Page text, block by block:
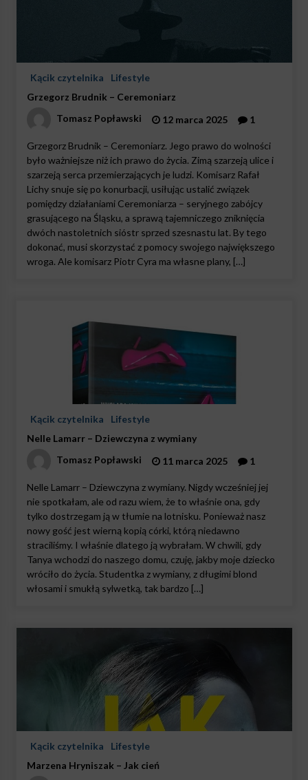
Kącik czytelnika
Lifestyle
Grzegorz Brudnik – Ceremoniarz
Tomasz Popławski
12 marca 2025 1
Grzegorz Brudnik – Ceremoniarz. Jego prawo do wolności
było ważniejsze niż ich prawo do życia. Zimą szarzeją ulice i
szarzeją serca przemierzających je ludzi. Komisarz Rafał
Lichy snuje się po konurbacji, usiłując ustalić związek
pomiędzy działaniami Ceremoniarza – seryjnego zabójcy
grasującego na Śląsku, a sprawą tajemniczego zniknięcia
dwóch nastoletnich sióstr sprzed szesnastu lat. By tego
dokonać, musi skorzystać z pomocy swojego największego
wroga. Ale komisarz Piotr Cyra ma własne plany, […]
Kącik czytelnika
Lifestyle
Nelle Lamarr – Dziewczyna z wymiany
Tomasz Popławski
11 marca 2025 1
Nelle Lamarr – Dziewczyna z wymiany. Nigdy wcześniej jej
nie spotkałam, ale od razu wiem, że to właśnie ona, gdy
tylko dostrzegam ją w tłumie na lotnisku. Ponieważ nasz
nowy gość jest wierną kopią córki, którą niedawno
straciliśmy. I właśnie dlatego ją wybrałam. W chwili, gdy
Tanya wchodzi do naszego domu, czuję, jakby moje dziecko
wróciło do życia. Studentka z wymiany, z długimi blond
włosami i smukłą sylwetką, tak bardzo […]
Kącik czytelnika
Lifestyle
Marzena Hryniszak – Jak cień